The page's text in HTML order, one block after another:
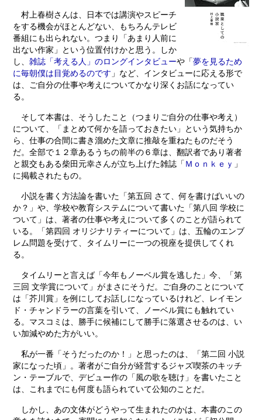
村上春樹さんは、日本では講演やスピーチ
をする機会がほとんどない、もちろんテレビ
番組にも出られない。つまり「あまり人前に
出ない作家」という位置付けかと思う。しか
し、雑誌「考える人」のロングインタビューや「夢を見るため
に毎朝僕は目覚めるのです 」など、インタビューに応える形で
は、ご自分の仕事や考えについてかなり深くお話になってい
る。
そして本書は、そうしたこと（つまりご自分の仕事や考え）
について、「まとめて何かを語っておきたい」という気持ちか
ら、仕事の合間に書き溜めた文章に推敲を重ねたものだそう
だ。全部で１２章あるうちの前半の６章は、翻訳者であり著者
と親交もある柴田元幸さんが立ち上げた雑誌「Ｍｏｎｋｅｙ 」
に掲載されたもの。
小説を書く方法論を書いた「第五回 さて、何を書けばいいの
か？」や、学校や教育システムについて書いた「第八回 学校に
ついて」は、著者の仕事や考えについて多くのことが語られて
いる。「第四回 オリジナリティーについて」は、五輪のエンブ
レム問題を受けて、タイムリーに一つの視座を提供してくれ
る。
タイムリーと言えば「今年もノーベル賞を逃した」今、「第
三回 文学賞について」がまさにそうだ。ご自身のことについて
は「芥川賞」を例にしてお話しになっているけれど、レイモン
ド・チャンドラーの言葉を引いて、ノーベル賞にも触れてい
る。マスコミは、勝手に候補にして勝手に落選させるのは、い
い加減やめた方がいい。
私が一番「そうだったのか！」と思ったのは、「第二回 小説
家になった頃」。著者がご自分が経営するジャズ喫茶のキッチ
ン・テーブルで、デビュー作の「風の歌を聴け」を書いたこと
は、これまでにも何度も語られていて公知のことだ。
しかし、あの文体がどうやって生まれたのかは、本書のこの